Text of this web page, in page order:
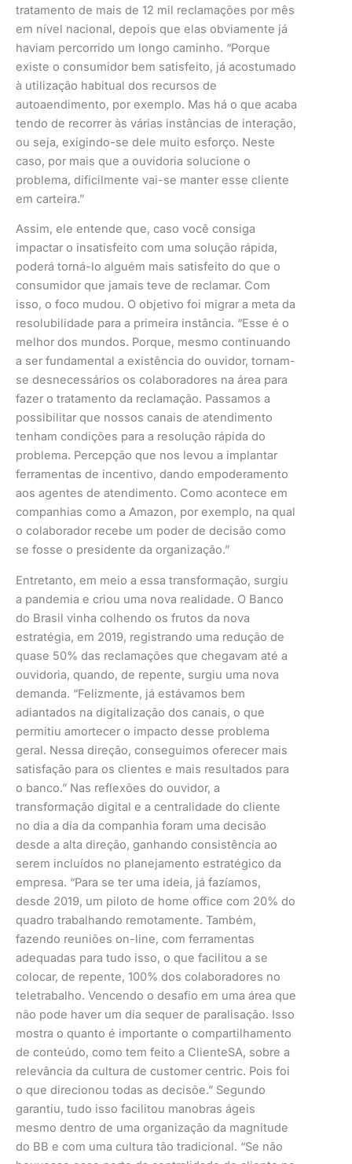
tratamento de mais de 12 mil reclamações por mês
em nível nacional, depois que elas obviamente já
haviam percorrido um longo caminho. “Porque
existe o consumidor bem satisfeito, já acostumado
à utilização habitual dos recursos de
autoaendimento, por exemplo. Mas há o que acaba
tendo de recorrer às várias instâncias de interação,
ou seja, exigindo-se dele muito esforço. Neste
caso, por mais que a ouvidoria solucione o
problema, dificilmente vai-se manter esse cliente
em carteira.”
Assim, ele entende que, caso você consiga
impactar o insatisfeito com uma solução rápida,
poderá torná-lo alguém mais satisfeito do que o
consumidor que jamais teve de reclamar. Com
isso, o foco mudou. O objetivo foi migrar a meta da
resolubilidade para a primeira instância. “Esse é o
melhor dos mundos. Porque, mesmo continuando
a ser fundamental a existência do ouvidor, tornam-
se desnecessários os colaboradores na área para
fazer o tratamento da reclamação. Passamos a
possibilitar que nossos canais de atendimento
tenham condições para a resolução rápida do
problema. Percepção que nos levou a implantar
ferramentas de incentivo, dando empoderamento
aos agentes de atendimento. Como acontece em
companhias como a Amazon, por exemplo, na qual
o colaborador recebe um poder de decisão como
se fosse o presidente da organização.”
Entretanto, em meio a essa transformação, surgiu
a pandemia e criou uma nova realidade. O Banco
do Brasil vinha colhendo os frutos da nova
estratégia, em 2019, registrando uma redução de
quase 50% das reclamações que chegavam até a
ouvidoria, quando, de repente, surgiu uma nova
demanda. “Felizmente, já estávamos bem
adiantados na digitalização dos canais, o que
permitiu amortecer o impacto desse problema
geral. Nessa direção, conseguimos oferecer mais
satisfação para os clientes e mais resultados para
o banco.” Nas reflexões do ouvidor, a
transformação digital e a centralidade do cliente
no dia a dia da companhia foram uma decisão
desde a alta direção, ganhando consistência ao
serem incluídos no planejamento estratégico da
empresa. “Para se ter uma ideia, já fazíamos,
desde 2019, um piloto de home office com 20% do
quadro trabalhando remotamente. Também,
fazendo reuniões on-line, com ferramentas
adequadas para tudo isso, o que facilitou a se
colocar, de repente, 100% dos colaboradores no
teletrabalho. Vencendo o desafio em uma área que
não pode haver um dia sequer de paralisação. Isso
mostra o quanto é importante o compartilhamento
de conteúdo, como tem feito a ClienteSA, sobre a
relevância da cultura de customer centric. Pois foi
o que direcionou todas as decisõe.” Segundo
garantiu, tudo isso facilitou manobras ágeis
mesmo dentro de uma organização da magnitude
do BB e com uma cultura tão tradicional. “Se não